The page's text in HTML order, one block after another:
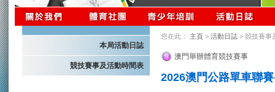
本局活動日誌
競技賽事及活動時間表
您在此： 主頁 > 活動日誌 > 競技賽事
澳門舉辦體育競技賽事
2026澳門公路單車聯